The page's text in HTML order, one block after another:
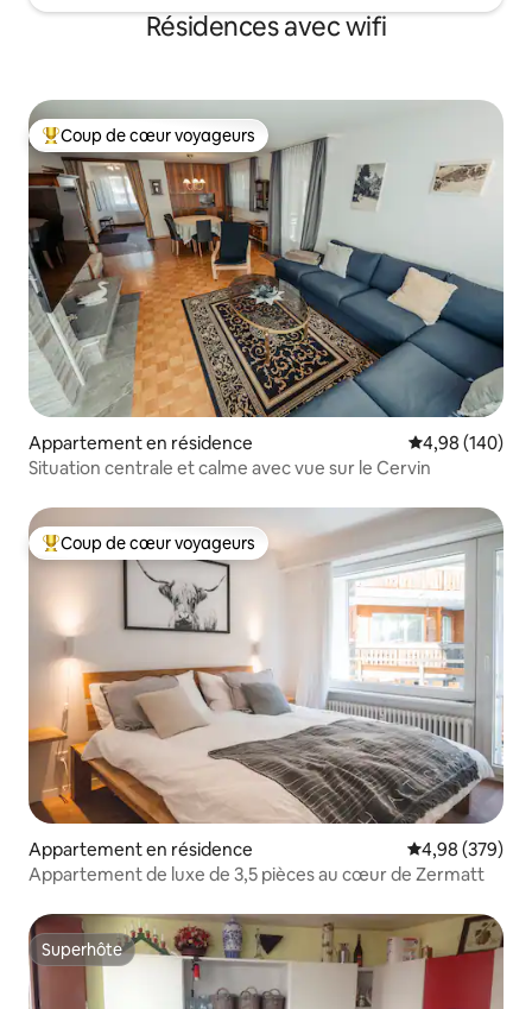
Résidences avec wifi
Coups de cœur voyageurs les plus appréciés
Coup de cœur voyageurs
Appartement en résidence Évaluation
4,98 (140)
Situation centrale et calme avec vue sur le Cervin
Coups de cœur voyageurs les plus appréciés
Coup de cœur voyageurs
Appartement en résidence Évaluation
4,98 (379)
Appartement de luxe de 3,5 pièces au cœur de Zermatt
Superhôte
Superhôte